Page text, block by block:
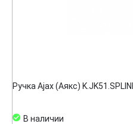
Ручка Ajax (Аякс)
В наличии